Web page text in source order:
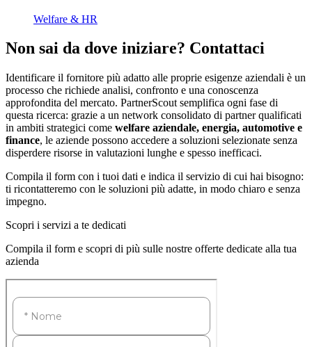
Welfare & HR
Non sai da dove iniziare? Contattaci
Identificare il fornitore più adatto alle proprie esigenze aziendali è un
processo che richiede analisi, confronto e una conoscenza
approfondita del mercato. PartnerScout semplifica ogni fase di
questa ricerca: grazie a un network consolidato di partner qualificati
in ambiti strategici come welfare aziendale, energia, automotive e
finance, le aziende possono accedere a soluzioni selezionate senza
disperdere risorse in valutazioni lunghe e spesso inefficaci.
Compila il form con i tuoi dati e indica il servizio di cui hai bisogno:
ti ricontatteremo con le soluzioni più adatte, in modo chiaro e senza
impegno.
Scopri i servizi a te dedicati
Compila il form e scopri di più sulle nostre offerte dedicate alla tua
azienda